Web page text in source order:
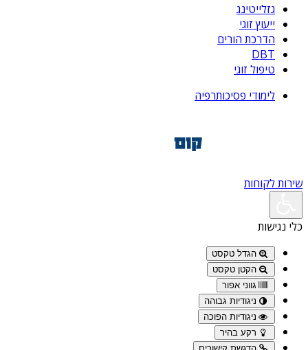
גזלייטינג
ייעוץ זוגי
הדרכת הורים
DBT
טיפול זוגי
לימודי פסיכותרפיה
שירות לקוחות
כלי נגישות
הגדל טקסט
הקטן טקסט
גווני אפור
ניגודיות גבוהה
ניגודיות הפוכה
רקע בהיר